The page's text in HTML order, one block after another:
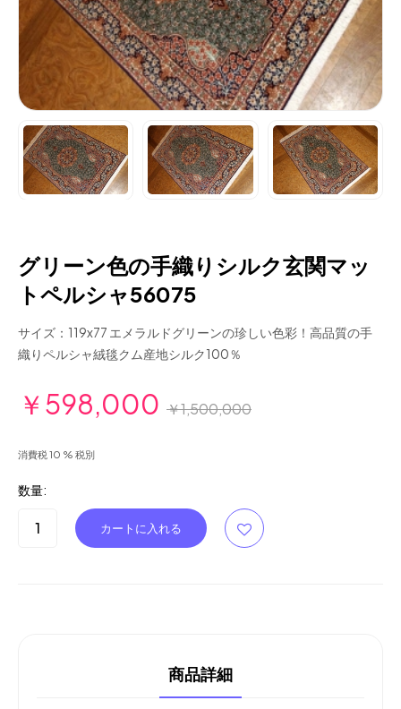
グリーン色の手織りシルク玄関マッ
トペルシャ56075
サイズ：119x77 エメラルドグリーンの珍しい色彩！高品質の手
織りペルシャ絨毯クム産地シルク100％
￥598,000 ￥1,500,000
消費税 10 % 税別
数量:
商品詳細